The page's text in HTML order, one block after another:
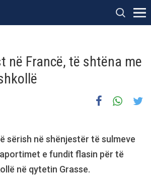
në Francë, të shtëna me
sërish në shënjestër të sulmeve
e fundit flasin për të
në qytetin Grasse.